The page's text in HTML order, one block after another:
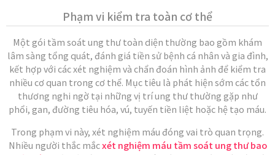
Phạm vi kiểm tra toàn cơ thể
Một gói tầm soát ung thư toàn diện thường bao gồm khám
lâm sàng tổng quát, đánh giá tiền sử bệnh cá nhân và gia đình,
kết hợp với các xét nghiệm và chẩn đoán hình ảnh để kiểm tra
nhiều cơ quan trong cơ thể. Mục tiêu là phát hiện sớm các tổn
thương nghi ngờ tại những vị trí ung thư thường gặp như
phổi, gan, đường tiêu hóa, vú, tuyến tiền liệt hoặc hệ tạo máu.
Trong phạm vi này, xét nghiệm máu đóng vai trò quan trọng.
Nhiều người thắc mắcxét nghiệm máu tầm soát ung thư bao